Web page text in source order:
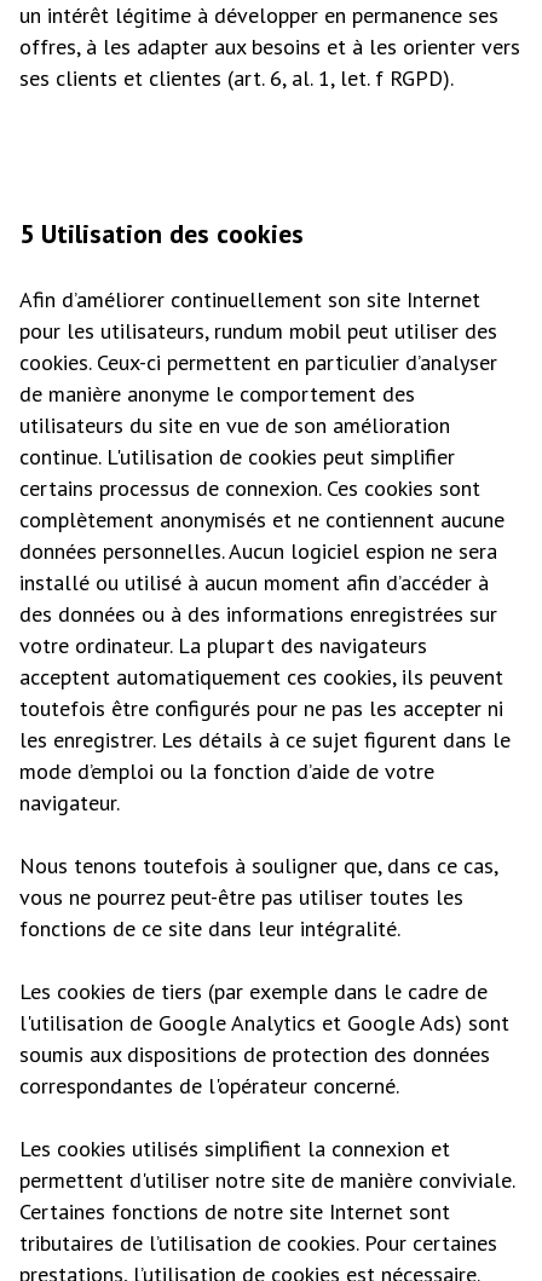
un intérêt légitime à développer en permanence ses
offres, à les adapter aux besoins et à les orienter vers
ses clients et clientes (art. 6, al. 1, let. f RGPD).
5 Utilisation des cookies
Afin d’améliorer continuellement son site Internet
pour les utilisateurs, rundum mobil peut utiliser des
cookies. Ceux-ci permettent en particulier d’analyser
de manière anonyme le comportement des
utilisateurs du site en vue de son amélioration
continue. L'utilisation de cookies peut simplifier
certains processus de connexion. Ces cookies sont
complètement anonymisés et ne contiennent aucune
données personnelles. Aucun logiciel espion ne sera
installé ou utilisé à aucun moment afin d’accéder à
des données ou à des informations enregistrées sur
votre ordinateur. La plupart des navigateurs
acceptent automatiquement ces cookies, ils peuvent
toutefois être configurés pour ne pas les accepter ni
les enregistrer. Les détails à ce sujet figurent dans le
mode d’emploi ou la fonction d’aide de votre
navigateur.
Nous tenons toutefois à souligner que, dans ce cas,
vous ne pourrez peut-être pas utiliser toutes les
fonctions de ce site dans leur intégralité.
Les cookies de tiers (par exemple dans le cadre de
l'utilisation de Google Analytics et Google Ads) sont
soumis aux dispositions de protection des données
correspondantes de l'opérateur concerné.
Les cookies utilisés simplifient la connexion et
permettent d'utiliser notre site de manière conviviale.
Certaines fonctions de notre site Internet sont
tributaires de l’utilisation de cookies. Pour certaines
prestations, l’utilisation de cookies est nécessaire.